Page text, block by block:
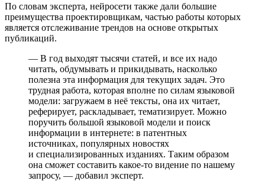
По словам эксперта, нейросети также дали большие
преимущества проектировщикам, частью работы которых
является отслеживание трендов на основе открытых
публикаций.
— В год выходят тысячи статей, и все их надо
читать, обдумывать и прикидывать, насколько
полезна эта информация для текущих задач. Это
трудная работа, которая вполне по силам языковой
модели: загружаем в неё тексты, она их читает,
реферирует, раскладывает, тематизирует. Можно
поручить большой языковой модели и поиск
информации в интернете: в патентных
источниках, популярных новостях
и специализированных изданиях. Таким образом
она сможет составить какое-то видение по нашему
запросу, — добавил эксперт.